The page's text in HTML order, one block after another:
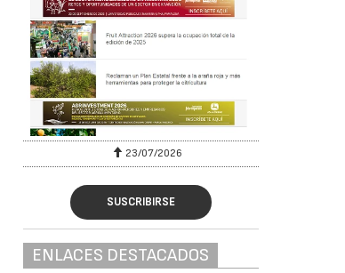
23/07/2026
SUSCRIBIRSE
ENLACES DESTACADOS